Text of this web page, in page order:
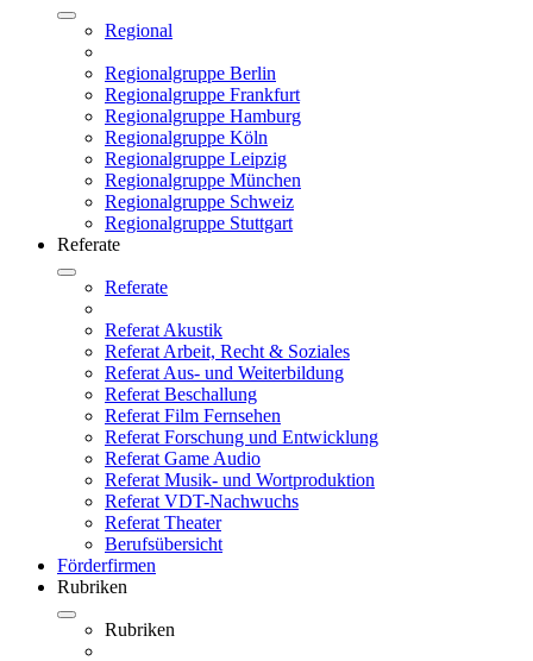
Regional
Regionalgruppe Berlin
Regionalgruppe Frankfurt
Regionalgruppe Hamburg
Regionalgruppe Köln
Regionalgruppe Leipzig
Regionalgruppe München
Regionalgruppe Schweiz
Regionalgruppe Stuttgart
Referate
Referate
Referat Akustik
Referat Arbeit, Recht & Soziales
Referat Aus- und Weiterbildung
Referat Beschallung
Referat Film Fernsehen
Referat Forschung und Entwicklung
Referat Game Audio
Referat Musik- und Wortproduktion
Referat VDT-Nachwuchs
Referat Theater
Berufsübersicht
Förderfirmen
Rubriken
Rubriken